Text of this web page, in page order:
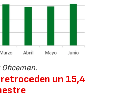
un 15,4